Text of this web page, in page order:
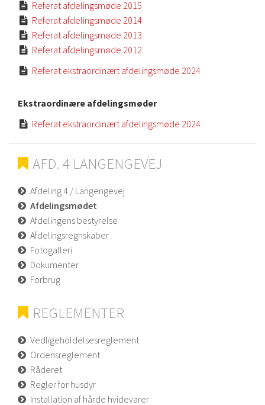
 Referat afdelingsmøde 2015
 Referat afdelingsmøde 2014
 Referat afdelingsmøde 2013
 Referat afdelingsmøde 2012
 Referat ekstraordinært afdelingsmøde 2024
Ekstraordinære afdelingsmøder
 Referat ekstraordinært afdelingsmøde 2024
AFD. 4 LANGENGEVEJ
Afdeling 4 / Langengevej
Afdelingsmødet
Afdelingens bestyrelse
Afdelingsregnskaber
Fotogalleri
Dokumenter
Forbrug
REGLEMENTER
Vedligeholdelsesreglement
Ordensreglement
Råderet
Regler for husdyr
Installation af hårde hvidevarer